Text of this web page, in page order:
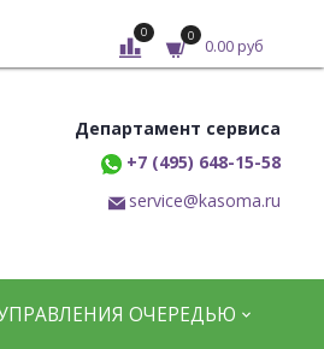
0 0
0.00 руб
Департамент сервиса
+7 (495) 648-15-58
service@kasoma.ru
ОЧЕРЕДЬЮ